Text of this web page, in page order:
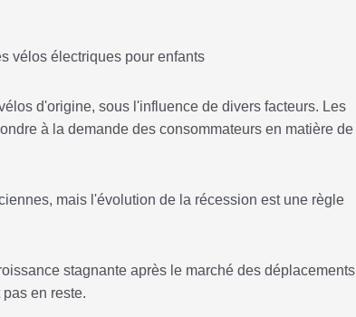
d'origine, sous l'influence de divers facteurs. Les
à la demande des consommateurs en matière de
mais l'évolution de la récession est une règle
stagnante après le marché des déplacements
en reste.